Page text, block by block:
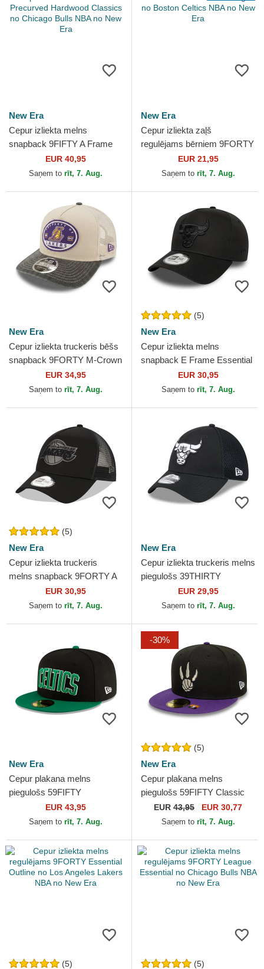
New Era
Cepur izliekta melns
snapback 9FIFTY A Frame
Precurved Hardwood
Classics no Chicago Bulls
EUR 40,95
Saņem to rīt, 7. Aug.
New Era
Cepur izliekta zaļš
regulējams bērniem 9FORTY
The League no Boston
Celtics NBA no New Era
EUR 21,95
Saņem to rīt, 7. Aug.
New Era
Cepur izliekta truckeris bēšs
snapback 9FORTY M-Crown
A Frame Fray no Los
Angeles Lakers NBA no...
EUR 34,95
Saņem to rīt, 7. Aug.
(5)
New Era
Cepur izliekta melns
snapback E Frame Essential
no Chicago Bulls NBA no
New Era
EUR 30,95
Saņem to rīt, 7. Aug.
(5)
New Era
Cepur izliekta truckeris
melns snapback 9FORTY A
Frame Tonal no Los Angeles
Lakers NBA no New Era
EUR 30,95
Saņem to rīt, 7. Aug.
New Era
Cepur izliekta truckeris melns
piegulošs 39THIRTY
Evergreen Neo no Chicago
Bulls NBA no New Era
EUR 29,95
Saņem to rīt, 7. Aug.
New Era
Cepur plakana melns
piegulošs 59FIFTY
Statement no Boston Celtics
NBA no New Era
EUR 43,95
Saņem to rīt, 7. Aug.
-30%
(5)
New Era
Cepur plakana melns
piegulošs 59FIFTY Classic
no Toronto Raptors NBA no
New Era
EUR 43,95 EUR 30,77
Saņem to rīt, 7. Aug.
(5) (5)